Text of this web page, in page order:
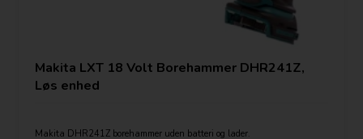
Makita LXT 18 Volt Borehammer DHR241Z,
Løs enhed
Makita DHR241Z borehammer uden batteri og lader.